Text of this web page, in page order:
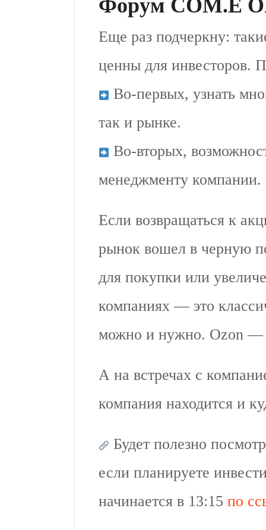
Форум COM.E
Еще раз подчеркну:
ценны для инвесторов.
Во-первых, узнать
так и рынке.
Во-вторых,
менеджменту компании.
Если возвращаться к
рынок вошел в черную
для покупки или
компаниях — это
можно и нужно. Ozon —
А на встречах с
компания находится и
Будет полезно
если планируете
начинается в 13:15 по